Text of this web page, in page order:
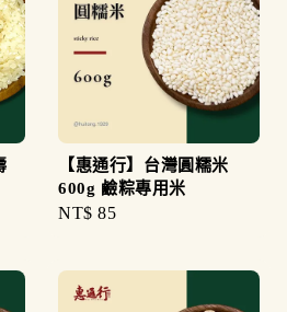
【惠通行】台灣圓糯米
600g 鹼粽專用米
Regular
NT$ 85